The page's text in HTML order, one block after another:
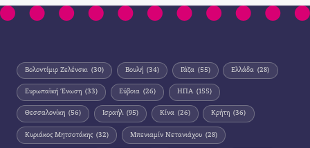
Βολοντίμιρ Ζελένσκι (30) Βουλή (34) Γάζα (55) Ελλάδα (28)
Ευρωπαϊκή Ένωση (33) Εύβοια (26) ΗΠΑ (155)
Θεσσαλονίκη (56) Ισραήλ (95) Κίνα (26) Κρήτη (36)
Κυριάκος Μητσοτάκης (32) Μπενιαμίν Νετανιάχου (28)